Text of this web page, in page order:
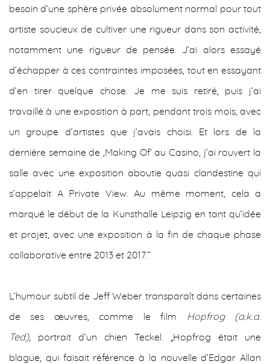
besoin d’une sphère privée absolument normal pour tout
artiste soucieux de cultiver une rigueur dans son activité,
notamment une rigueur de pensée. J’ai alors essayé
d’échapper à ces contraintes imposées, tout en essayant
d’en tirer quelque chose. Je me suis retiré, puis j’ai
travaillé à une exposition à part, pendant trois mois, avec
un groupe d’artistes que j’avais choisi. Et lors de la
dernière semaine de ,Making Of‘ au Casino, j’ai rouvert la
salle avec une exposition aboutie quasi clandestine qui
s’appelait A Private View. Au même moment, cela a
marqué le début de la Kunsthalle Leipzig en tant qu’idée
et projet, avec une exposition à la fin de chaque phase
collaborative entre 2013 et 2017.“
L’humour subtil de Jeff Weber transparaît dans certaines
de ses œuvres, comme le film Hopfrog (a.k.a.
Ted), portrait d’un chien Teckel. „Hopfrog était une
blague, qui faisait référence à la nouvelle d’Edgar Allan